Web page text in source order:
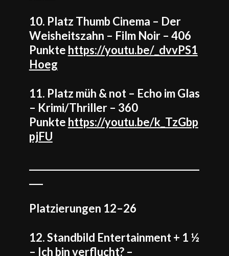
10. Platz Thumb Cinema – Der
Weisheitszahn – Film Noir – 406
Punkte https://youtu.be/_dvvPS1
Hoeg
11. Platz müh & not – Echo im Glas
– Krimi/Thriller – 360
Punkte https://youtu.be/k_TzGbp
pjFU
Platzierungen 12–26
12. Standbild Entertainment + 1 ½
– Ich bin verflucht? –